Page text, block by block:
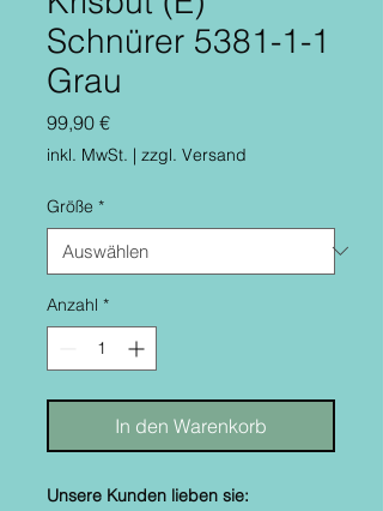
Schnürer 5381-1-1
Grau
99,90 €Preis
inkl. MwSt. | zzgl. Versand
Größe *
Anzahl *
In den Warenkorb
Unsere Kunden lieben sie: